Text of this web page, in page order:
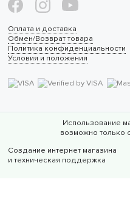
Оплата и доставка
Обмен/Возврат товара
Политика конфиденциальности
Условия и положения
Использование
возможно только
Создание интернет магазина
и техническая поддержка